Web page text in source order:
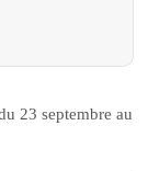
23 septembre au